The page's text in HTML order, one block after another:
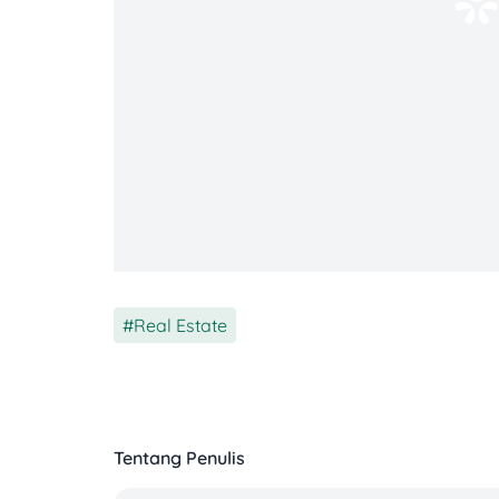
Simulasi perhitungan:
NJOP tanah: Rp2.000.000 per m² x
Real Estate
Tentang Penulis